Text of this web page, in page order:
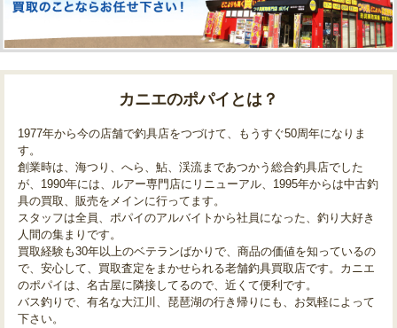
カニエのポパイとは？
1977年から今の店舗で釣具店をつづけて、もうすぐ50周年になりま
す。
創業時は、海つり、へら、鮎、渓流まであつかう総合釣具店でした
が、1990年には、ルアー専門店にリニューアル、1995年からは中古釣
具の買取、販売をメインに行ってます。
スタッフは全員、ポパイのアルバイトから社員になった、釣り大好き
人間の集まりです。
買取経験も30年以上のベテランばかりで、商品の価値を知っているの
で、安心して、買取査定をまかせられる老舗釣具買取店です。カニエ
のポパイは、名古屋に隣接してるので、近くて便利です。
バス釣りで、有名な大江川、琵琶湖の行き帰りにも、お気軽によって
下さい。